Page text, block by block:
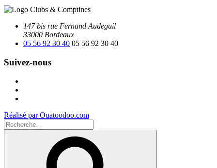
147 bis rue Fernand Audeguil
33000 Bordeaux
05 56 92 30 40 05 56 92 30 40
Suivez-nous
Réalisé par Ouatoodoo.com
Recherche
pour